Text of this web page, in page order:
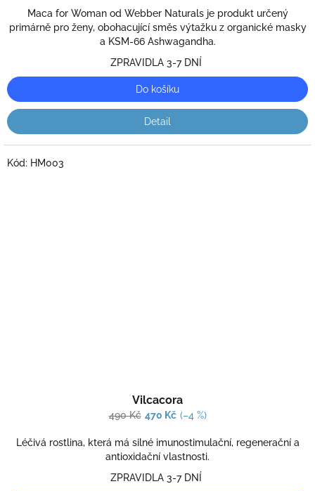
Maca for Woman od Webber Naturals je produkt určený
primárně pro ženy, obohacující směs výtažku z organické masky
a KSM-66 Ashwagandha.
ZPRAVIDLA 3-7 DNÍ
Do košíku
Detail
hodnocení
produktu
5,0
z
hvězdiček.
Vilcacora
490 Kč 470 Kč (–4 %)
Léčivá rostlina, která má silné imunostimulační, regenerační a
antioxidační vlastnosti.
ZPRAVIDLA 3-7 DNÍ
Kód: HM003